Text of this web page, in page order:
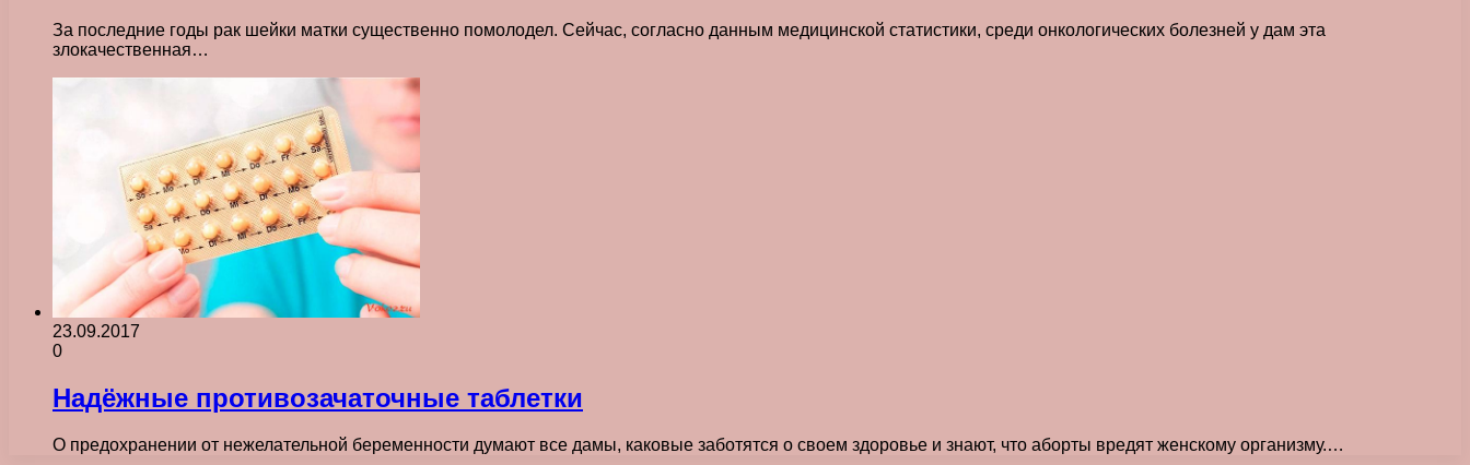
За последние годы рак шейки матки существенно помолодел. Сейчас, согласно данным медицинской статистики, среди онкологических болезней у дам эта
злокачественная…
23.09.2017
0
Надёжные противозачаточные таблетки
О предохранении от нежелательной беременности думают все дамы, каковые заботятся о своем здоровье и знают, что аборты вредят женскому организму.…